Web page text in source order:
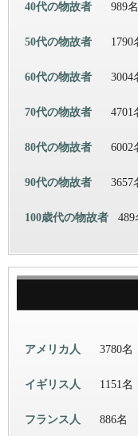
40代の物故者 989名
50代の物故者 1790
60代の物故者 3004
70代の物故者 4701
80代の物故者 6002
90代の物故者 3657
100歳代の物故者 489
アメリカ人 3780名
イギリス人 1151名
フランス人 886名